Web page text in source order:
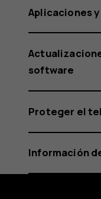
Aplicaciones
software
Proteger el
Información